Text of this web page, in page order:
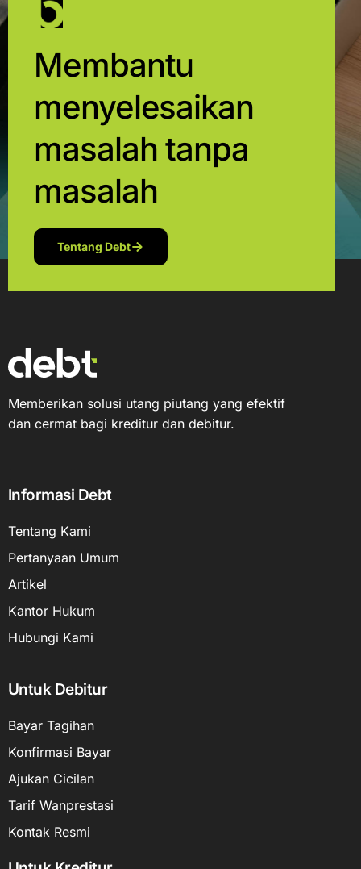
Membantu
menyelesaikan
masalah tanpa
masalah
Tentang Debt
Memberikan solusi utang piutang yang efektif
dan cermat bagi kreditur dan debitur.
Informasi Debt
Tentang Kami
Pertanyaan Umum
Artikel
Kantor Hukum
Hubungi Kami
Untuk Debitur
Bayar Tagihan
Konfirmasi Bayar
Ajukan Cicilan
Tarif Wanprestasi
Kontak Resmi